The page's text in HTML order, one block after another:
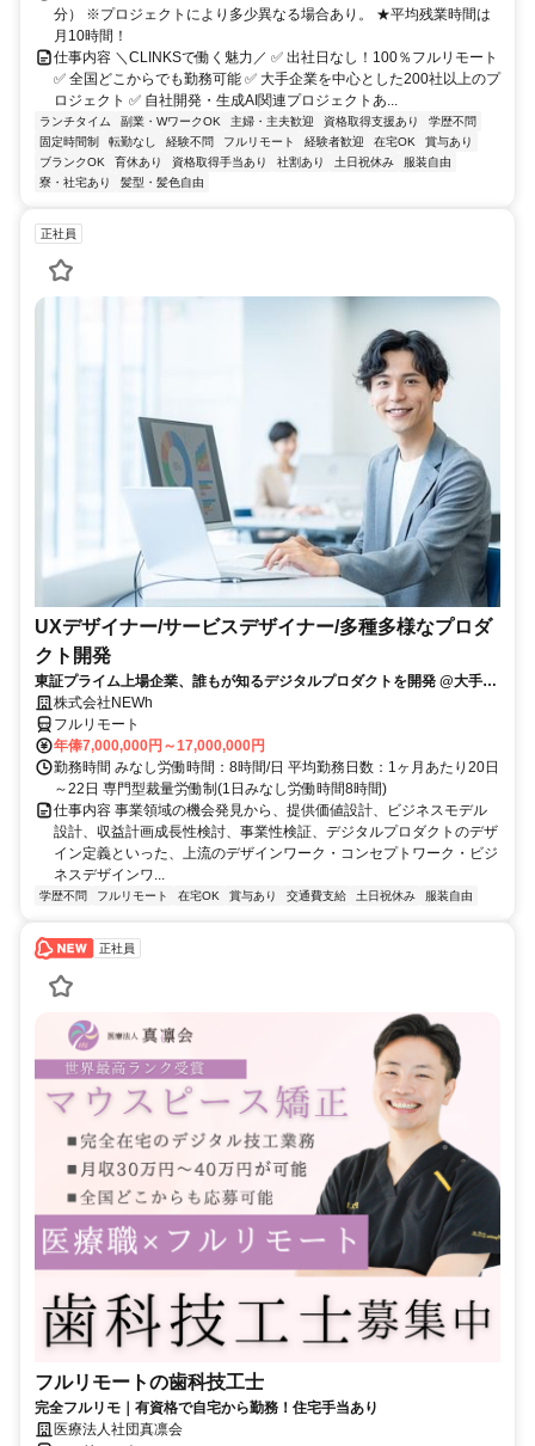
分） ※プロジェクトにより多少異なる場合あり。 ★平均残業時間は
月10時間！
仕事内容 ＼CLINKSで働く魅力／ ✅ 出社日なし！100％フルリモート
✅ 全国どこからでも勤務可能 ✅ 大手企業を中心とした200社以上のプ
ロジェクト ✅ 自社開発・生成AI関連プロジェクトあ...
ランチタイム 副業・WワークOK 主婦・主夫歓迎 資格取得支援あり
学歴不問
固定時間制
転勤なし 経験不問 フルリモート 経験者歓迎 在宅OK
賞与あり
ブランクOK
育休あり 資格取得手当あり 社割あり 土日祝休み
服装自由
寮・社宅あり
髪型・髪色自由
正社員
UXデザイナー/サービスデザイナー/多種多様なプロダ
クト開発
東証プライム上場企業、誰もが知るデジタルプロダクトを開発 @大手町
駅 株式会社NEWh
フルリモート
年俸7,000,000円～17,000,000円
勤務時間 みなし労働時間：8時間/日 平均勤務日数：1ヶ月あたり20日
～22日 専門型裁量労働制(1日みなし労働時間8時間)
仕事内容 事業領域の機会発見から、提供価値設計、ビジネスモデル
設計、収益計画成長性検討、事業性検証、デジタルプロダクトのデザ
イン定義といった、上流のデザインワーク・コンセプトワーク・ビジ
ネスデザインワ...
学歴不問 フルリモート 在宅OK 賞与あり 交通費支給 土日祝休み 服装自由
正社員
フルリモートの歯科技工士
完全フルリモ｜有資格で自宅から勤務！住宅手当あり
医療法人社団真凛会